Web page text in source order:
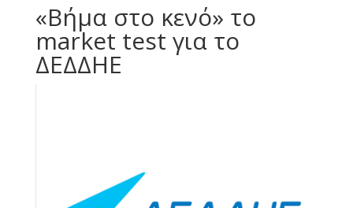
«Βήμα στο κενό» το
market test για το
ΔΕΔΔΗΕ